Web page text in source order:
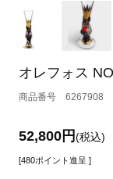
オレフォス
6267908
52,800円(税込)
[480ポイント進呈 ]